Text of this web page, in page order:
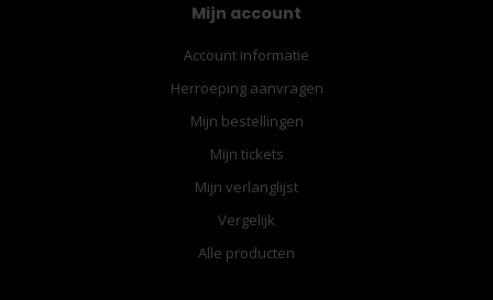
Mijn account
Account informatie
Herroeping aanvragen
Mijn bestellingen
Mijn tickets
Mijn verlanglijst
Vergelijk
Alle producten